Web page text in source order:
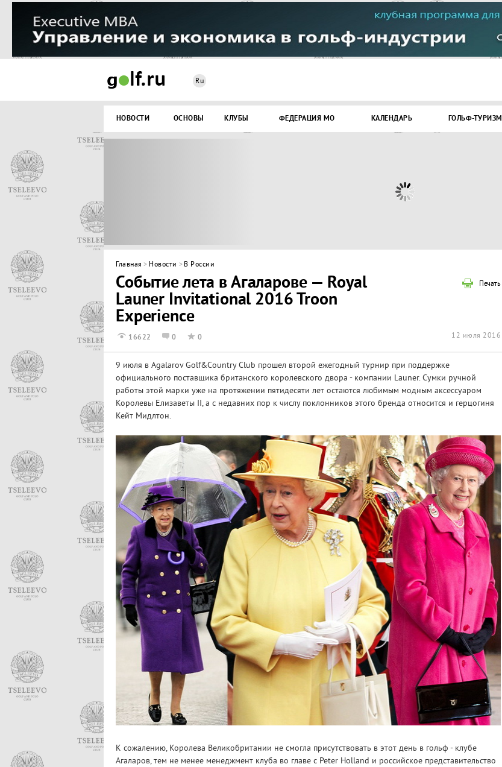
Ru
НОВОСТИ ОСНОВЫ КЛУБЫ ФЕДЕРАЦИЯ МО КАЛЕНДАРЬ ГОЛЬФ-ТУРИЗМ
Главная > Новости > В России
Печать
Событие лета в Агаларове — Royal
Launer Invitational 2016 Troon
Experience
16622 0 0 12 июля 2016
9 июля в Agalarov Golf&Country Club прошел второй ежегодный турнир при поддержке
официального поставщика британского королевского двора - компании Launer. Сумки ручной
работы этой марки уже на протяжении пятидесяти лет остаются любимым модным аксессуаром
Королевы Елизаветы II, а с недавних пор к числу поклонников этого бренда относится и герцогиня
Кейт Мидлтон.
К сожалению, Королева Великобритании не смогла присутствовать в этот день в гольф - клубе
Агаларов, тем не менее менеджмент клуба во главе с Peter Holland и российское представительство